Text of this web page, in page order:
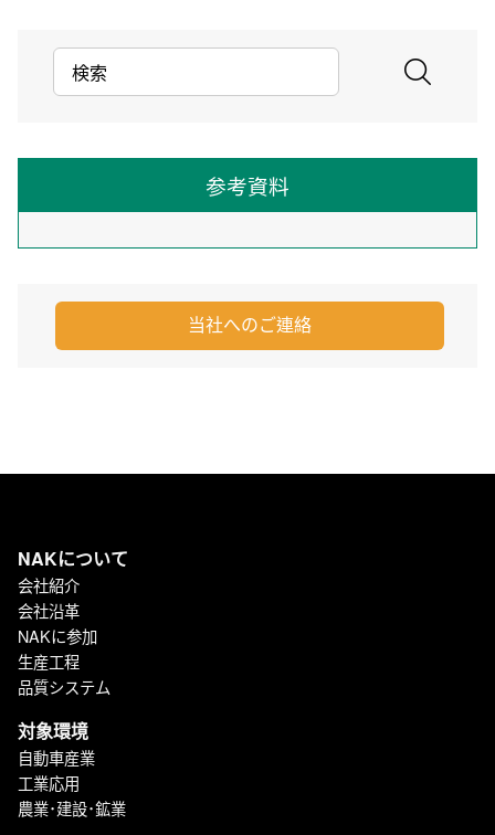
参考資料
当社へのご連絡
NAKについて
会社紹介
会社沿革
NAKに参加
生産工程
品質システム
対象環境
自動車産業
工業応用
農業･建設･鉱業